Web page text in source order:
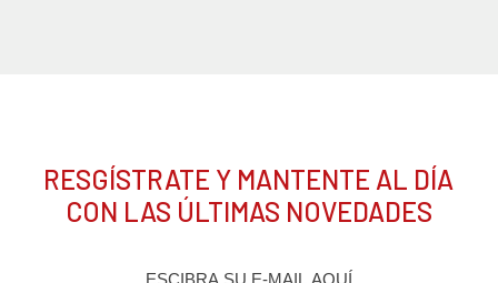
RESGÍSTRATE Y MANTENTE AL DÍA
CON LAS ÚLTIMAS NOVEDADES